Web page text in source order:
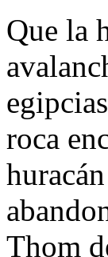
Que la
roca
Thom